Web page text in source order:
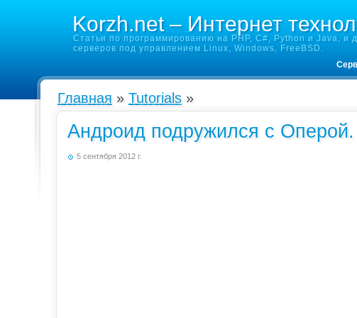
Korzh.net – Интернет
Статьи по программированию на PHP, C#, Python и Java, и
серверов под управлением Linux, Windows, FreeBSD.
Главная » Tutorials »
Андроид подружился с Оперой.
5 сентября 2012 г.